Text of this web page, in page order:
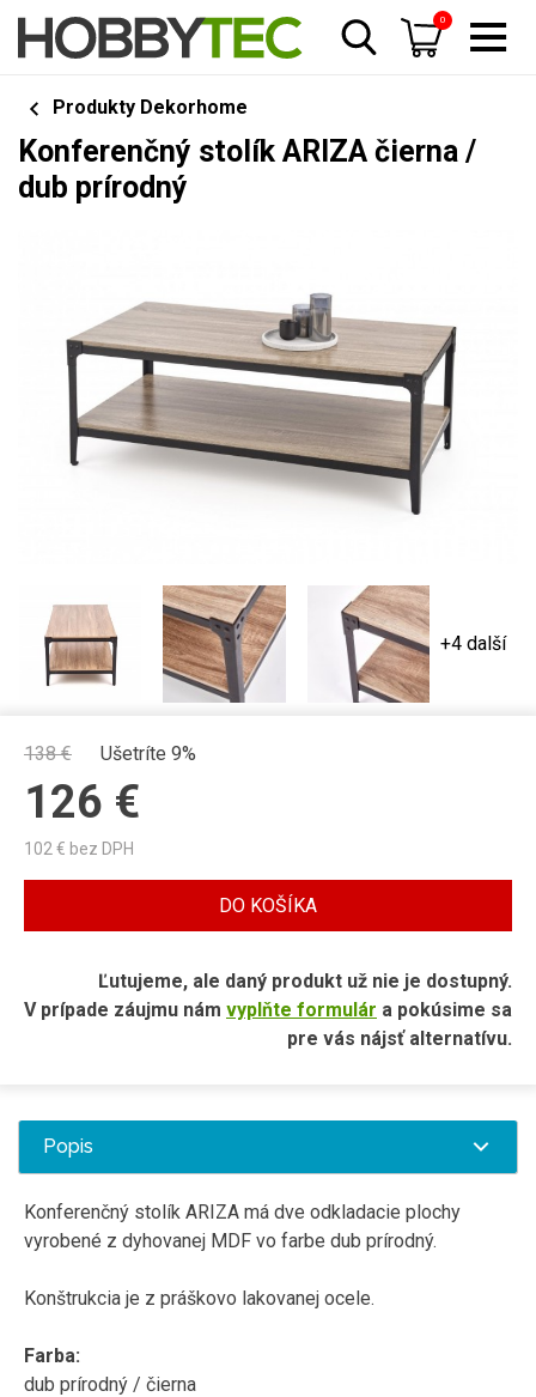
0
Produkty Dekorhome
Konferenčný stolík ARIZA čierna /
dub prírodný
+4 další
138€ Ušetríte 9%
126 €
102 € bez DPH
DO KOŠÍKA
Ľutujeme, ale daný produkt už nie je dostupný.
V prípade záujmu nám vyplňte formulár a pokúsime sa
pre vás nájsť alternatívu.
Popis
Konferenčný stolík ARIZA má dve odkladacie plochy
vyrobené z dyhovanej MDF vo farbe dub prírodný.
Konštrukcia je z práškovo lakovanej ocele.
Farba:
dub prírodný / čierna